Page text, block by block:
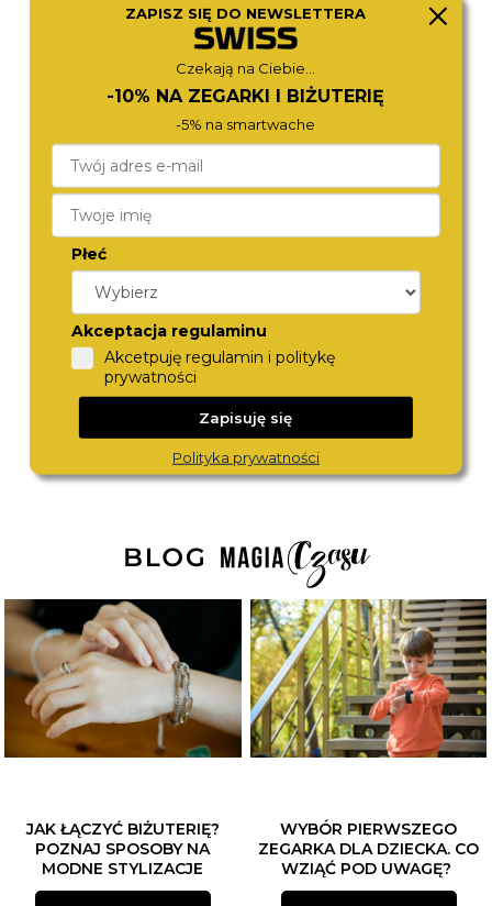
ROSEFIELD ROSEFIELD
ROSEFIELD
OCGSG-O82
590,-
STWGSG-ST04
JAK ŁĄCZYĆ BIŻUTERIĘ?
POZNAJ SPOSOBY NA
MODNE STYLIZACJE
WYBÓR PIERWSZEGO
ZEGARKA DLA DZIECKA. CO
WZIĄĆ POD UWAGĘ?
ZAPISZ SIĘ DO NEWSLETTERA
Czekają na Ciebie...
-10% NA ZEGARKI I BIŻUTERIĘ
-5% na smartwache
Płeć
Akceptacja regulaminu
Akcetpuję regulamin i politykę
prywatności
Zapisuję się
Polityka prywatności